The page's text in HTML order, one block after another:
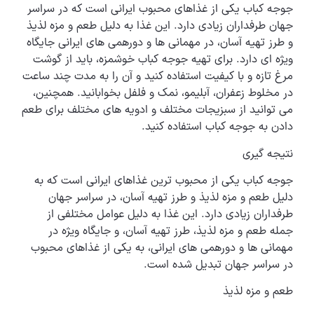
جوجه کباب یکی از غذاهای محبوب ایرانی است که در سراسر
جهان طرفداران زیادی دارد. این غذا به دلیل طعم و مزه لذیذ
و طرز تهیه آسان، در مهمانی ها و دورهمی های ایرانی جایگاه
ویژه ای دارد. برای تهیه جوجه کباب خوشمزه، باید از گوشت
مرغ تازه و با کیفیت استفاده کنید و آن را به مدت چند ساعت
در مخلوط زعفران، آبلیمو، نمک و فلفل بخوابانید. همچنین،
می توانید از سبزیجات مختلف و ادویه های مختلف برای طعم
دادن به جوجه کباب استفاده کنید.
نتیجه گیری
جوجه کباب یکی از محبوب ترین غذاهای ایرانی است که به
دلیل طعم و مزه لذیذ و طرز تهیه آسان، در سراسر جهان
طرفداران زیادی دارد. این غذا به دلیل عوامل مختلفی از
جمله طعم و مزه لذیذ، طرز تهیه آسان، و جایگاه ویژه در
مهمانی ها و دورهمی های ایرانی، به یکی از غذاهای محبوب
در سراسر جهان تبدیل شده است.
طعم و مزه لذیذ